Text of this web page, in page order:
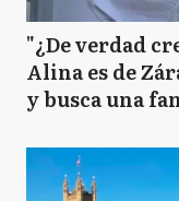
"¿De verdad
Alina es de
y busca una